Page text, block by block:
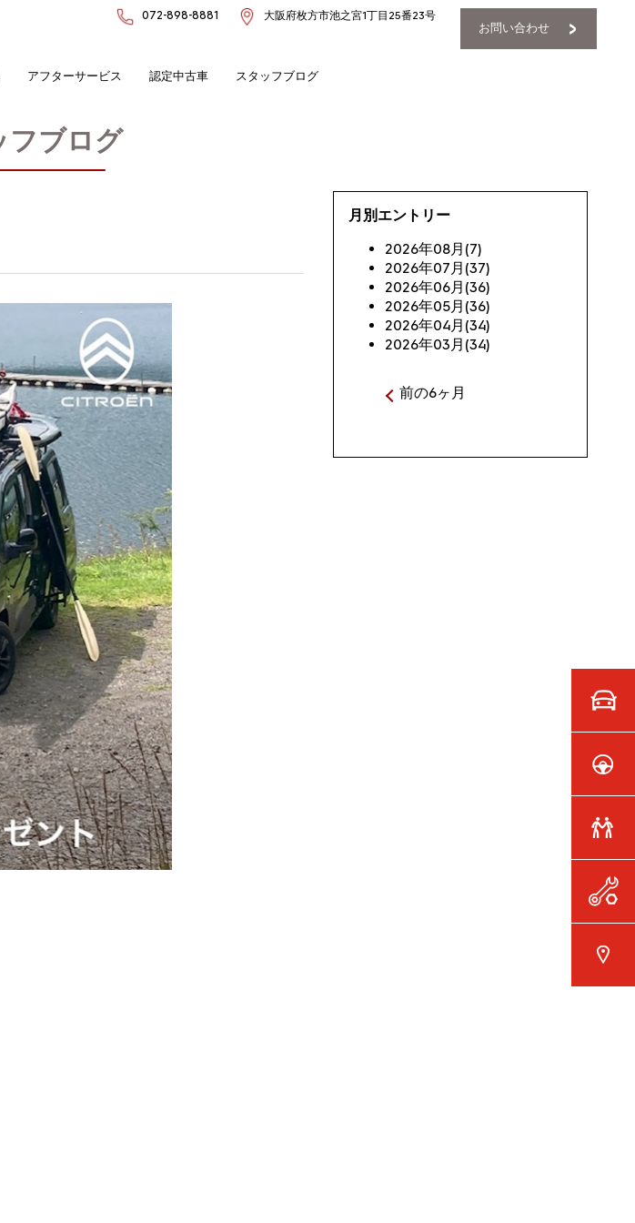
072-898-8881 大阪府枚方市池之宮1丁目25番23号
お問い合わせ
アフターサービス 認定中古車 スタッフブログ
フブログ
月別エントリー
2026年08月(7)
2026年07月(37)
2026年06月(36)
2026年05月(36)
2026年04月(34)
2026年03月(34)
前の6ヶ月